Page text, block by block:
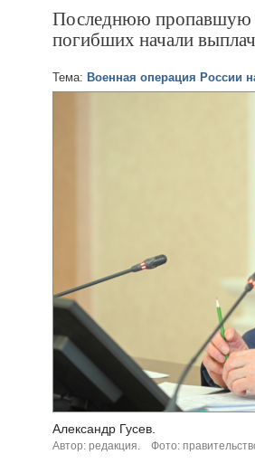
Последнюю пропавшую
погибших начали
Тема: Военная операция России
Александр Гусев.
Автор: редакция. Фото: